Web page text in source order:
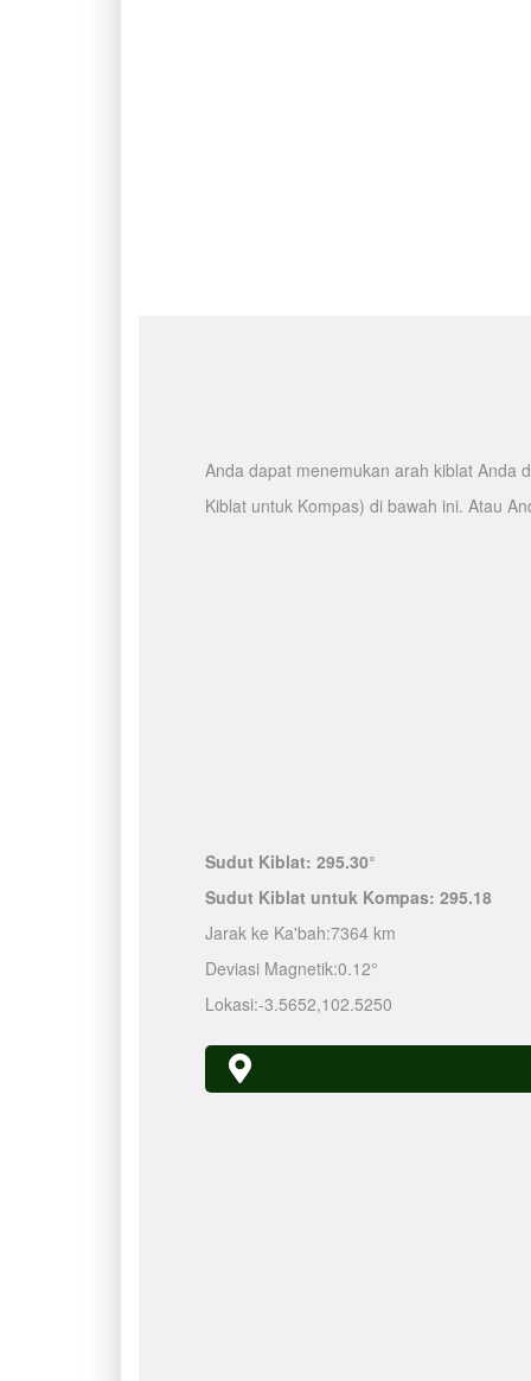
Anda dapat menemukan arah kiblat Anda
Kiblat untuk Kompas) di bawah ini. Atau
Sudut Kiblat: 295.30°
Sudut Kiblat untuk Kompas: 295.18
Jarak ke Ka'bah:7364 km
Deviasi Magnetik:0.12°
Lokasi:-3.5652,102.5250